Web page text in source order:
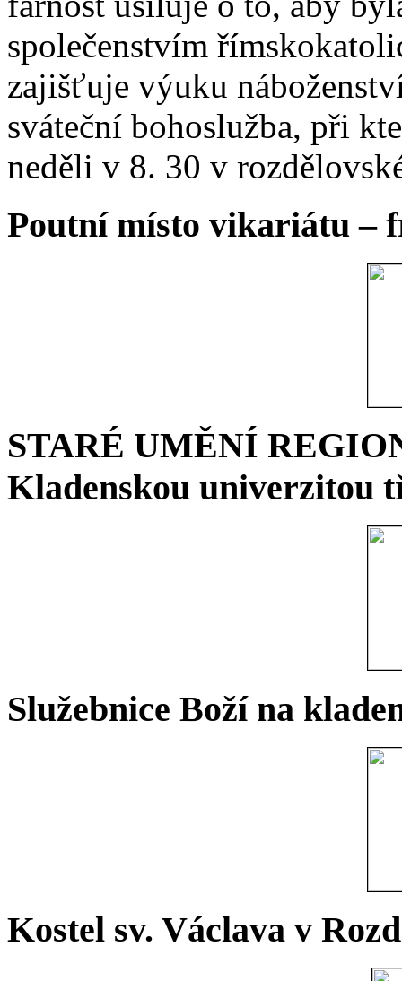
společenstvím
zajišťuje výuku
sváteční bohoslužba, při
neděli v 8. 30 v
Poutní místo vikariátu –
STARÉ UMĚNÍ
Kladenskou univerzitou
Služebnice Boží na
Kostel sv. Václava v